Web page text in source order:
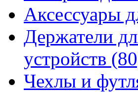
Аксессуары
Держатели
устройств
Чехлы и